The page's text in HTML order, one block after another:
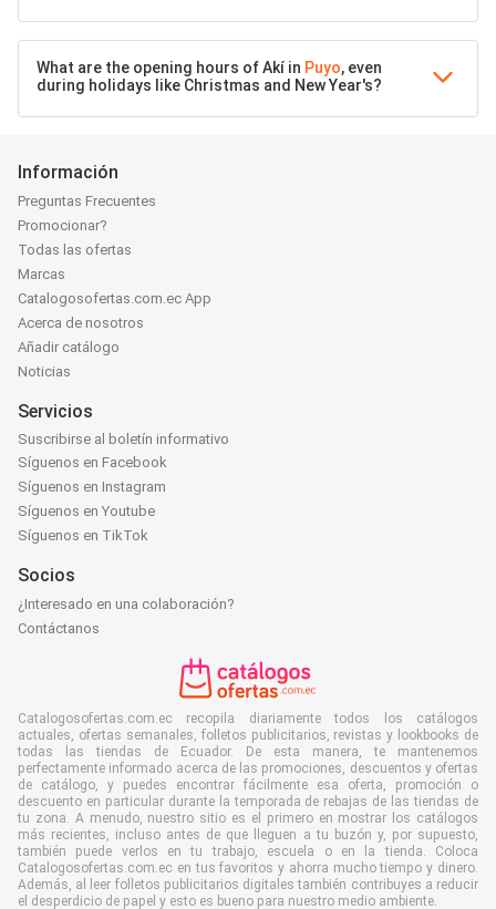
What are the opening hours of Akí in Puyo, even
during holidays like Christmas and New Year's?
Información
Preguntas Frecuentes
Promocionar?
Todas las ofertas
Marcas
Catalogosofertas.com.ec App
Acerca de nosotros
Añadir catálogo
Noticias
Servicios
Suscribirse al boletín informativo
Síguenos en Facebook
Síguenos en Instagram
Síguenos en Youtube
Síguenos en TikTok
Socios
¿Interesado en una colaboración?
Contáctanos
Catalogosofertas.com.ec recopila diariamente todos los catálogos
actuales, ofertas semanales, folletos publicitarios, revistas y lookbooks de
todas las tiendas de Ecuador. De esta manera, te mantenemos
perfectamente informado acerca de las promociones, descuentos y ofertas
de catálogo, y puedes encontrar fácilmente esa oferta, promoción o
descuento en particular durante la temporada de rebajas de las tiendas de
tu zona. A menudo, nuestro sitio es el primero en mostrar los catálogos
más recientes, incluso antes de que lleguen a tu buzón y, por supuesto,
también puede verlos en tu trabajo, escuela o en la tienda. Coloca
Catalogosofertas.com.ec en tus favoritos y ahorra mucho tiempo y dinero.
Además, al leer folletos publicitarios digitales también contribuyes a reducir
el desperdicio de papel y esto es bueno para nuestro medio ambiente.